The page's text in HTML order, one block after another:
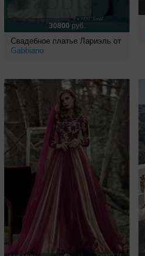
30800 руб.
Свадебное платье Лариэль от
Gabbiano